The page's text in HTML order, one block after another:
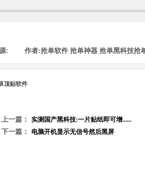
: 作者:抢单软件 抢单神器 抢单黑科技抢
顶贴软件
上一篇：
实测国产黑科技:一片贴纸即可增......
下一篇：
电脑开机显示无信号然后黑屏